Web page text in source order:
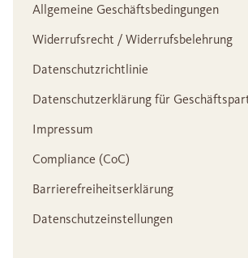
Allgemeine Geschäftsbedingungen
Widerrufsrecht / Widerrufsbelehrung
Datenschutzrichtlinie
Datenschutzerklärung für
Impressum
Compliance (CoC)
Barrierefreiheitserklärung
Datenschutzeinstellungen